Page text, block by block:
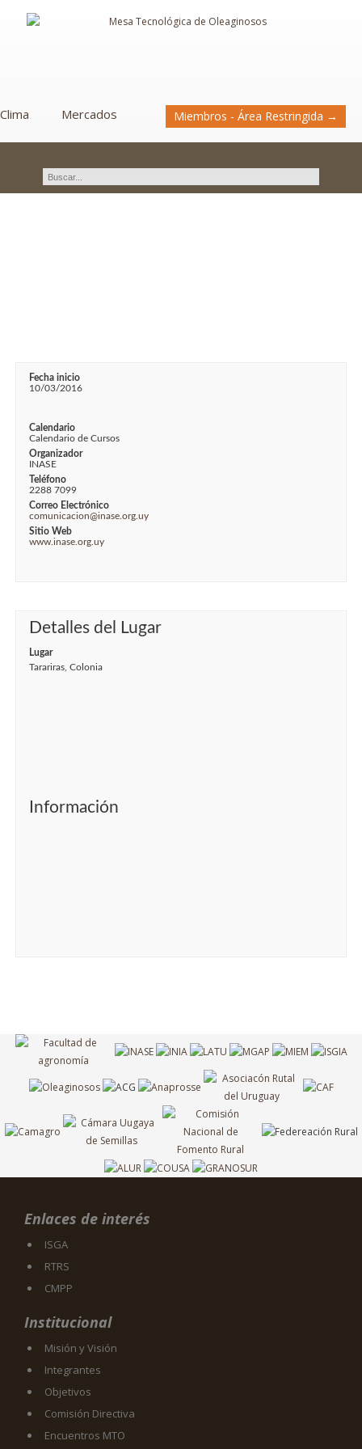
Clima Mercados Miembros - Área Restringida →
Fecha inicio
10/03/2016
Calendario
Calendario de Cursos
Organizador
INASE
Teléfono
2288 7099
Correo Electrónico
comunicacion@inase.org.uy
Sitio Web
www.inase.org.uy
Detalles del Lugar
Lugar
Tarariras, Colonia
Información
Enlaces de interés
ISGA
RTRS
CMPP
Institucional
Misión y Visión
Integrantes
Objetivos
Comisión Directiva
Encuentros MTO